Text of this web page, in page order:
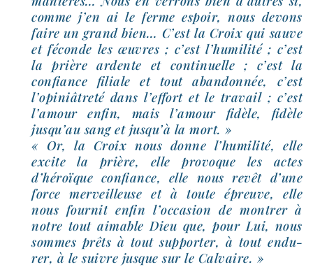
comme j’en ai le ferme espoir, nous devons
faire un grand bien… C’est la Croix qui sauve
et féconde les œuvres ; c’est l’humilité ; c’est
la prière ardente et conti­nuelle ; c’est la
confiance filiale et tout aban­don­née, c’est
l’opiniâtreté dans l’effort et le tra­vail ; c’est
l’amour enfin, mais l’amour fidèle, fidèle
jusqu’au sang et jusqu’à la mort. »
« Or, la Croix nous donne l’humilité, elle
excite la prière, elle pro­voque les actes
d’héroïque confiance, elle nous revêt d’une
force mer­veilleuse et à toute épreuve, elle
nous four­nit enfin l’occasion de mon­trer à
notre tout aimable Dieu que, pour Lui, nous
sommes prêts à tout sup­por­ter, à tout endu­
rer, à le suivre jusque sur le Calvaire. »